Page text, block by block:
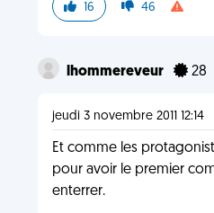
16 46
lhommereveur 28
jeudi 3 novembre 2011 12:14
Et comme les
pour avoir le premier
enterrer.